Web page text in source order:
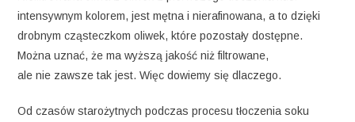
intensywnym kolorem, jest mętna i nierafinowana, a to dzięki
drobnym cząsteczkom oliwek, które pozostały dostępne.
Można uznać, że ma wyższą jakość niż filtrowane,
ale nie zawsze tak jest. Więc dowiemy się dlaczego.
Od czasów starożytnych podczas procesu tłoczenia soku